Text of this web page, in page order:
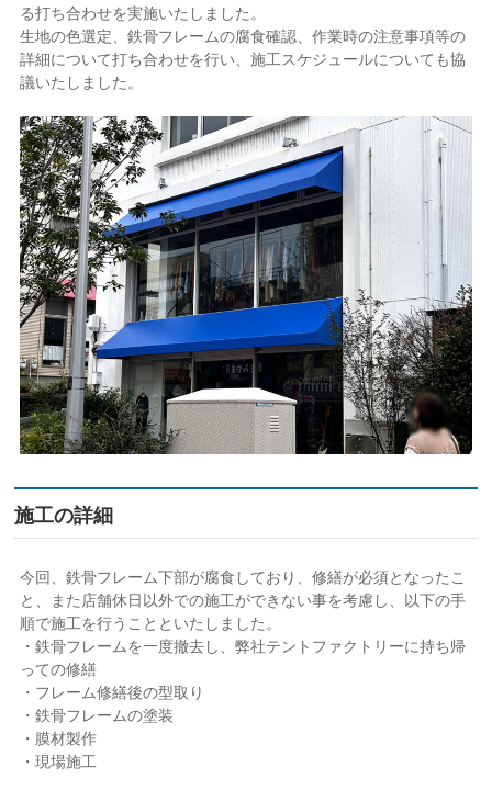
る打ち合わせを実施いたしました。
生地の色選定、鉄骨フレームの腐食確認、作業時の注意事項等の
詳細について打ち合わせを行い、施工スケジュールについても協
議いたしました。
施工の詳細
今回、鉄骨フレーム下部が腐食しており、修繕が必須となったこ
と、また店舗休日以外での施工ができない事を考慮し、以下の手
順で施工を行うことといたしました。
・鉄骨フレームを一度撤去し、弊社テントファクトリーに持ち帰
っての修繕
・フレーム修繕後の型取り
・鉄骨フレームの塗装
・膜材製作
・現場施工